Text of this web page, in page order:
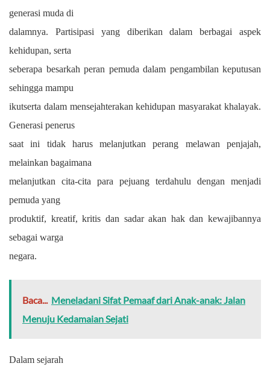
generasi muda di
dalamnya. Partisipasi yang diberikan dalam berbagai aspek
kehidupan, serta
seberapa besarkah peran pemuda dalam pengambilan keputusan
sehingga mampu
ikutserta dalam mensejahterakan kehidupan masyarakat khalayak.
Generasi penerus
saat ini tidak harus melanjutkan perang melawan penjajah,
melainkan bagaimana
melanjutkan cita-cita para pejuang terdahulu dengan menjadi
pemuda yang
produktif, kreatif, kritis dan sadar akan hak dan kewajibannya
sebagai warga
negara.
Baca... Meneladani Sifat Pemaaf dari Anak-anak: Jalan
Menuju Kedamaian Sejati
Dalam sejarah